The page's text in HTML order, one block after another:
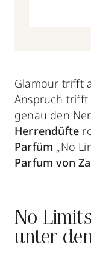
Glamour trifft
Anspruch trifft
genau den
Herrendüfte
Parfüm „No
Parfum von
No
unter